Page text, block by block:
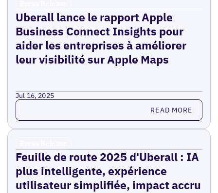
Uberall lance le rapport Apple
Business Connect Insights pour
aider les entreprises à améliorer
leur visibilité sur Apple Maps
Jul 16, 2025
Read more READ MORE
Feuille de route 2025 d'Uberall : IA
plus intelligente, expérience
utilisateur simplifiée, impact accru